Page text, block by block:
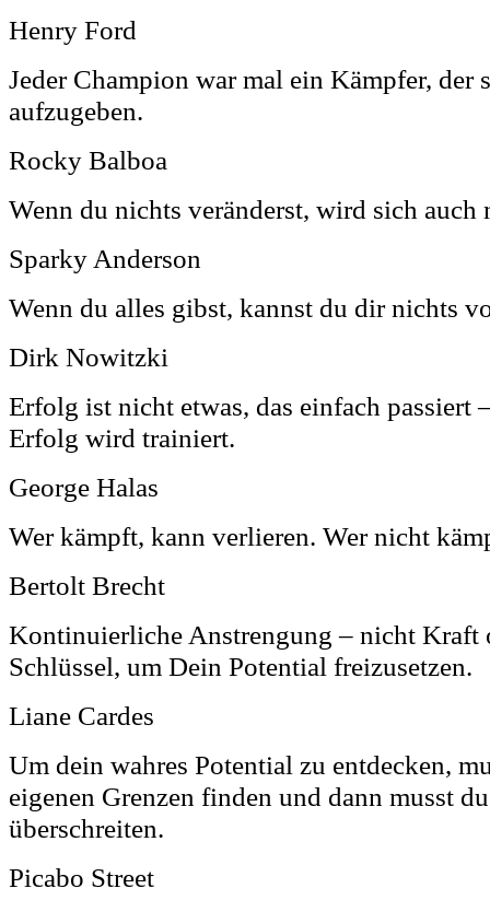
Henry Ford
Jeder Champion war mal ein Kämpfer, der
aufzugeben.
Rocky Balboa
Wenn du nichts veränderst, wird sich auch
Sparky Anderson
Wenn du alles gibst, kannst du dir nichts
Dirk Nowitzki
Erfolg ist nicht etwas, das einfach passiert
Erfolg wird trainiert.
George Halas
Wer kämpft, kann verlieren. Wer nicht
Bertolt Brecht
Kontinuierliche Anstrengung – nicht Kraft
Schlüssel, um Dein Potential freizusetzen.
Liane Cardes
Um dein wahres Potential zu entdecken,
eigenen Grenzen finden und dann musst
überschreiten.
Picabo Street